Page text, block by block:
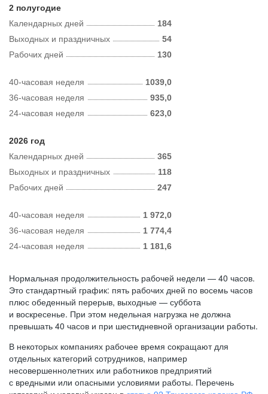
2 полугодие
Календарных дней
184
Рабочих дней 130
Выходных и праздничных 54
40-часовая неделя
1039,0
36-часовая неделя
935,0
24-часовая неделя
623,0
2026 год
Календарных дней
365
Рабочих дней 247
Выходных и праздничных 118
40-часовая неделя
1 972,0
36-часовая неделя
1 774,4
24-часовая неделя
1 181,6
Нормальная продолжительность рабочей недели — 40 часов.
Это стандартный график: пять рабочих дней по восемь часов
плюс обеденный перерыв, выходные — суббота
и воскресенье. При этом недельная нагрузка не должна
превышать 40 часов и при шестидневной организации работы.
В некоторых компаниях рабочее время сокращают для
отдельных категорий сотрудников, например
несовершеннолетних или работников предприятий
с вредными или опасными условиями работы. Перечень